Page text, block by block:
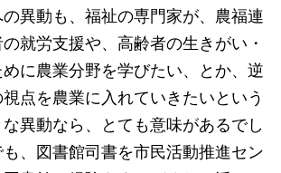
異動も、福祉の専門家が、農福連
就労支援や、高齢者の生きがい・
に農業分野を学びたい、とか、逆
点を農業に入れていきたいという
異動なら、とても意味があるでし
も、図書館司書を市民活動推進セン